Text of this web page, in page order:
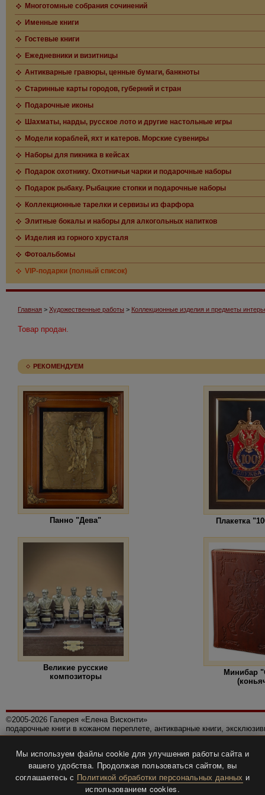
Многотомные собрания сочинений
Именные книги
Гостевые книги
Ежедневники и визитницы
Антикварные гравюры, ценные бумаги, банкноты
Старинные карты городов, губерний и стран
Подарочные иконы
Шахматы, нарды, русское лото и другие настольные игры
Модели кораблей, яхт и катеров. Морские сувениры
Наборы для пикника в кейсах
Подарок охотнику. Охотничьи чарки и подарочные наборы
Подарок рыбаку. Рыбацкие стопки и подарочные наборы
Коллекционные тарелки и сервизы из фарфора
Элитные бокалы и наборы для алкогольных напитков
Изделия из горного хрусталя
Фотоальбомы
VIP-подарки (полный список)
Главная > Художественные работы > Коллекционные изделия и предметы
Товар продан.
РЕКОМЕНДУЕМ
Панно "Дева" Плакетка
Великие русские
композиторы
Минибар
©2005-2026 Галерея «Елена Висконти»
подарочные книги в кожаном переплете, антикварные книги,
Политика конфиденциальности
Все права защищены.
Разработка и дизайнBTV-info.
Мы используем файлы cookie для улучшения работы сайта и
вашего удобства. Продолжая пользоваться сайтом, вы
соглашаетесь с Политикой обработки персональных данных и
использованием cookies.